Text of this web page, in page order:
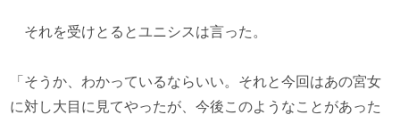
それを受けとるとユニシスは言った。
「そうか、わかっているならいい。それと今回はあの宮女
に対し大目に見てやったが、今後このようなことがあった